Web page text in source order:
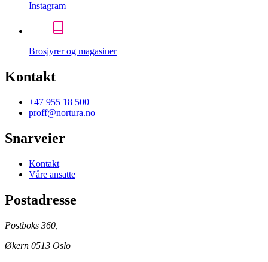
Instagram
Brosjyrer og magasiner
Kontakt
+47 955 18 500
proff@nortura.no
Snarveier
Kontakt
Våre ansatte
Postadresse
Postboks 360,
Økern 0513 Oslo